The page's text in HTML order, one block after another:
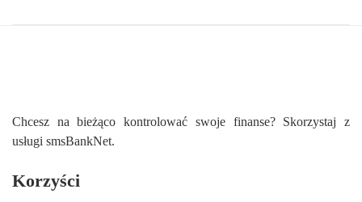
Chcesz na bieżąco kontrolować swoje finanse? Skorzystaj z
usługi smsBankNet.
Korzyści